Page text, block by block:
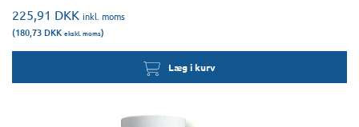
225,91 DKK inkl. moms
(180,73 DKK ekskl. moms)
Læg i kurv